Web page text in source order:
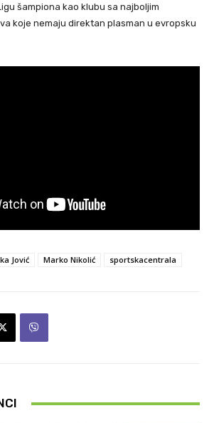
šampiona kao klubu sa najboljim
koje nemaju direktan plasman u evropsku
Jović Marko Nikolić sportskacentrala